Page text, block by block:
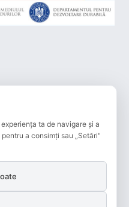
pe acest site
Netopia Payments
ta de navigare și a
a consimți sau „Setări"